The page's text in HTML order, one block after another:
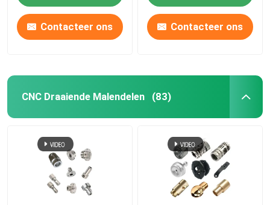
Contacteer ons Contacteer ons
CNC Draaiende Malendelen (83)